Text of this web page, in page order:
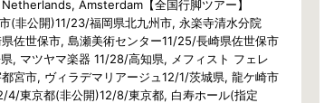
Amsterdam【全国行脚ツアー】
(非公開)11/23/福岡県北九州市, 永楽寺清水分院
佐世保市, 島瀬美術センター11/25/長崎県佐世保市
, マツヤマ楽器 11/28/高知県, メフィスト フェレ
宮市, ヴィラデマリアージュ12/1/茨城県, 龍ケ崎市
4/東京都(非公開)12/8/東京都, 白寿ホール(指定